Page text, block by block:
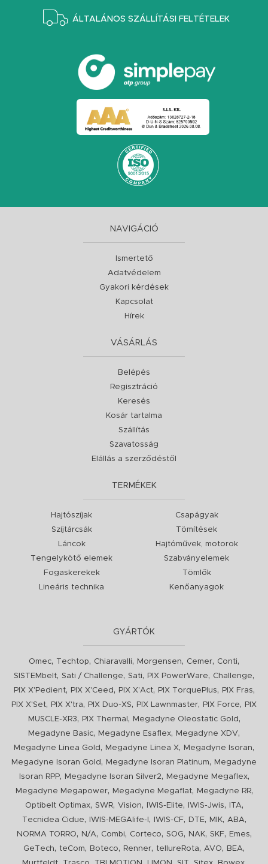
ÁLTALÁNOS SZÁLLÍTÁSI FELTÉTELEK
NAVIGÁCIÓ
Ismertető
Adatvédelem
Gyakori kérdések
Kapcsolat
Hírek
VÁSÁRLÁS
Belépés
Regisztráció
Keresés
Kosár tartalma
Szállítás
Szavatosság
Elállás a szerződéstől
TERMÉKEK
Hajtószíjak
Szíjtárcsák
Láncok
Tengelykötő elemek
Fogaskerekek
Lineáris technika
Csapágyak
Tömítések
Hajtóművek, motorok
Szabványelemek
Tömlők
Kenőanyagok
GYÁRTÓK
Omec, Techtop, Chiaravalli, Morgensen, Cemer, Conti,
SISTEMbelt, Sati / Challenge, Sati, PIX PowerWare, Challenge,
PIX X'Pedient, PIX X'Ceed , PIX X'Act, PIX TorquePlus, PIX Fras,
PIX X'Set, PIX X'tra, PIX Duo-XS, PIX Lawnmaster, PIX Force,
PIX
MUSCLE-XR3, PIX Thermal , Megadyne Oleostatic Gold ,
Megadyne Basic, Megadyne Esaflex, Megadyne XDV,
Megadyne Linea Gold , Megadyne Linea X, Megadyne Isoran,
Megadyne Isoran Gold , Megadyne Isoran Platinum,
Megadyne
Isoran RPP, Megadyne Isoran Silver2, Megadyne Megaflex,
Megadyne Megapower, Megadyne Megaflat, Megadyne RR,
Optibelt Optimax, SWR, Vision, IWIS-Elite, IWIS-Jwis, ITA,
Tecnidea Cidue, IWIS-MEGAlife-I , IWIS-CF, DTE, MIK, ABA,
NORMA TORRO, N/A, Combi, Corteco, SOG, NAK, SKF, Emes,
GeTech, teCom, Boteco, Renner, tellureRota, AVO, BEA,